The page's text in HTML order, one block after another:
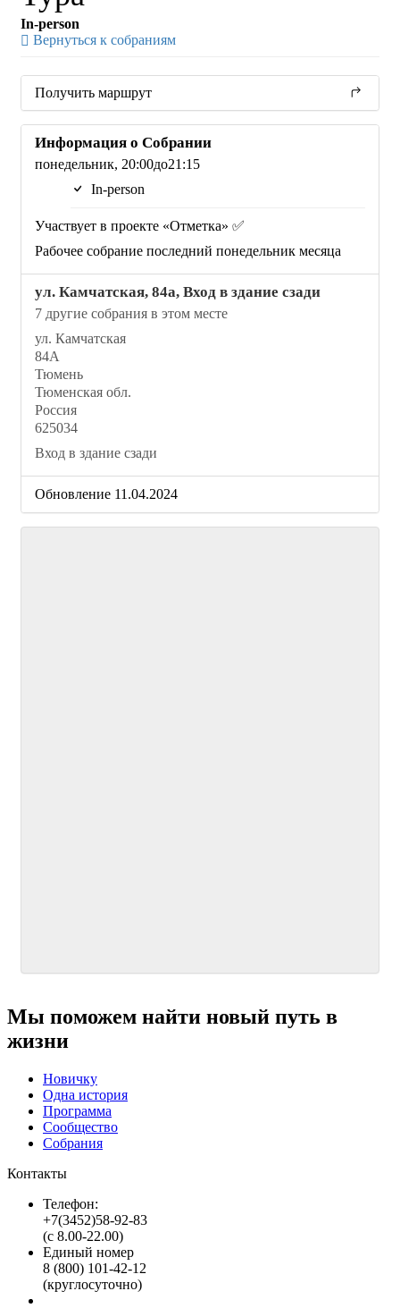
In-person
Вернуться к собраниям
Получить маршрут
Информация о Собрании
понедельник, 20:00до21:15
In-person
Участвует в проекте «Отметка» ✅
Рабочее собрание последний понедельник месяца
ул. Камчатская, 84а, Вход в здание сзади
7 другие собрания в этом месте
ул. Камчатская
84А
Тюмень
Тюменская обл.
Россия
625034
Вход в здание сзади
Обновление 11.04.2024
Мы поможем найти новый путь в
жизни
Новичку
Одна история
Программа
Сообщество
Собрания
Контакты
Телефон:
+7(3452)58-92-83
(с 8.00-22.00)
Единый номер
8 (800) 101-42-12
(круглосуточно)